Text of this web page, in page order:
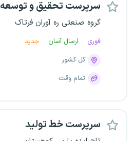
سرپرست تحقیق و توسعه
گروه صنعتی ره آوران فرتاک
فوری ارسال آسان
جدید
کل کشور
تمام وقت
سرپرست خط تولید